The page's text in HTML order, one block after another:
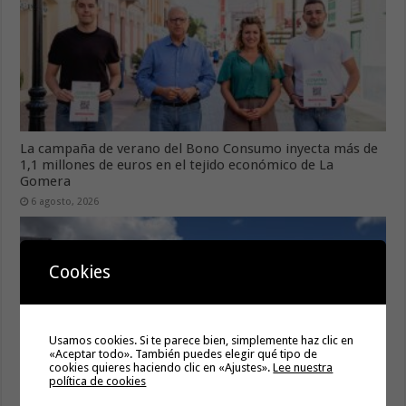
La campaña de verano del Bono Consumo inyecta más de
1,1 millones de euros en el tejido económico de La
Gomera
6 agosto, 2026
Cookies
Usamos cookies. Si te parece bien, simplemente haz clic en
«Aceptar todo». También puedes elegir qué tipo de
cookies quieres haciendo clic en «Ajustes».Lee nuestra
política de cookies